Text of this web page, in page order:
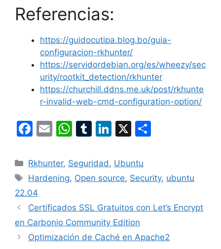
Referencias:
https://guidocutipa.blog.bo/guia-
configuracion-rkhunter/
https://servidordebian.org/es/wheezy/sec
urity/rootkit_detection/rkhunter
https://churchill.ddns.me.uk/post/rkhunte
r-invalid-web-cmd-configuration-option/
F
c
e
b
o
o
k
E
ai
l
W
at
s
p
p
T
m
bl
Li
k
e
n
X
e
Categories
Rkhunter, Seguridad , Ubuntu
Tags
Hardening, Open source, Security, ubuntu
22.04
Certificados SSL Gratuitos con Let’s Encrypt
en Carbonio Community Edition
Optimización de Caché en Apache2